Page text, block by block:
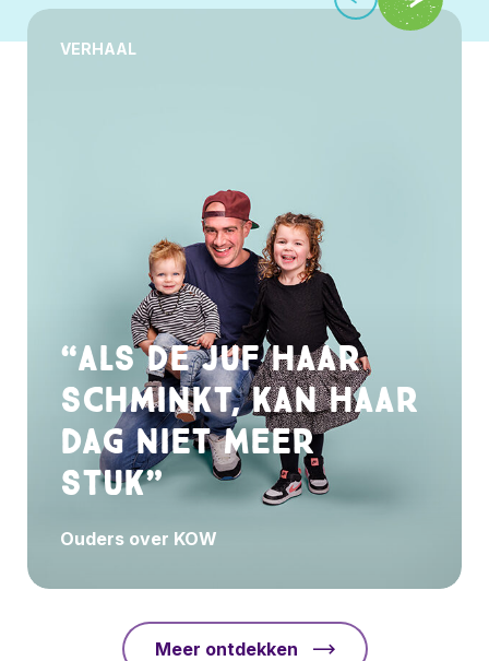
VERHAAL
“Als de juf haar
schminkt, kan haar
dag niet meer
stuk”
Ouders over KOW
Meer ontdekken